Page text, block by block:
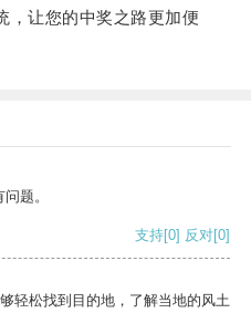
让您的中奖之路更加便
题。
支持[0] 反对[0]
轻松找到目的地，了解当地的风土